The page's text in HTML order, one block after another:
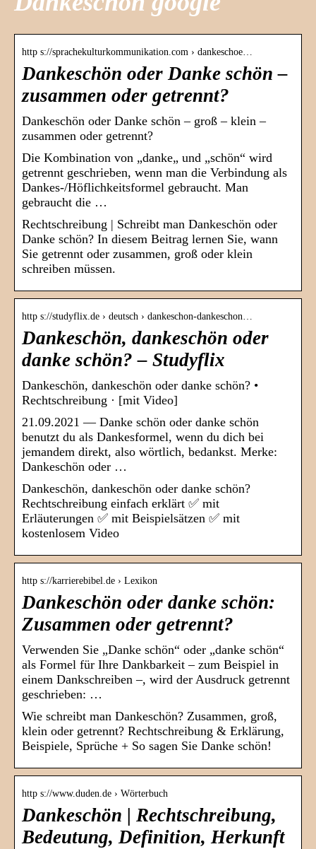
http s://sprachekulturkommunikation.com › dankeschoe…
Dankeschön oder Danke schön –
zusammen oder getrennt?
Dankeschön oder Danke schön – groß – klein –
zusammen oder getrennt?
Die Kombination von „danke„ und „schön“ wird
getrennt geschrieben, wenn man die Verbindung als
Dankes-/Höflichkeitsformel gebraucht. Man
gebraucht die …
Rechtschreibung | Schreibt man Dankeschön oder
Danke schön? In diesem Beitrag lernen Sie, wann
Sie getrennt oder zusammen, groß oder klein
schreiben müssen.
http s://studyflix.de › deutsch › dankeschon-dankeschon…
Dankeschön, dankeschön oder
danke schön? – Studyflix
Dankeschön, dankeschön oder danke schön? •
Rechtschreibung · [mit Video]
21.09.2021 — Danke schön oder danke schön
benutzt du als Dankesformel, wenn du dich bei
jemandem direkt, also wörtlich, bedankst. Merke:
Dankeschön oder …
Dankeschön, dankeschön oder danke schön?
Rechtschreibung einfach erklärt ✅ mit
Erläuterungen ✅ mit Beispielsätzen ✅ mit
kostenlosem Video
http s://karrierebibel.de › Lexikon
Dankeschön oder danke schön:
Zusammen oder getrennt?
Verwenden Sie „Danke schön“ oder „danke schön“
als Formel für Ihre Dankbarkeit – zum Beispiel in
einem Dankschreiben –, wird der Ausdruck getrennt
geschrieben: …
Wie schreibt man Dankeschön? Zusammen, groß,
klein oder getrennt? Rechtschreibung & Erklärung,
Beispiele, Sprüche + So sagen Sie Danke schön!
http s://www.duden.de › Wörterbuch
Dankeschön | Rechtschreibung,
Bedeutung, Definition, Herkunft